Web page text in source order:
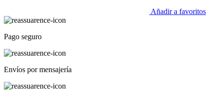
Añadir a favoritos
Pago seguro
Envíos por mensajería